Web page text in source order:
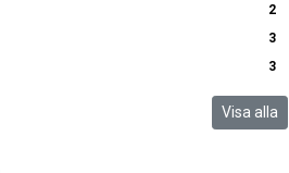
2
3
3
Visa alla